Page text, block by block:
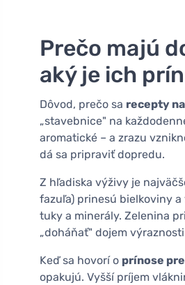
Prečo majú
aký je ich
Dôvod, prečo sa recepty
„stavebnice" na
aromatické – a zrazu
dá sa pripraviť dopredu.
Z hľadiska výživy je
fazuľa) prinesú bielkoviny a
tuky a minerály. Zelenina
„doháňať" dojem
Keď sa hovorí o prínose
opakujú. Vyšší príjem